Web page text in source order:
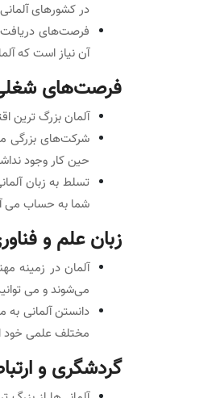
در کشورهای
آن نیاز است که
فرصت‌های
آلمان بزرگ ترین
حین کار وجود
تسلط به زبان
شما به حساب می
زبان علم و
آلمان در زمینه
می‌شوند و می
دانستن آلمانی
مختلف علمی خود
گردشگری و